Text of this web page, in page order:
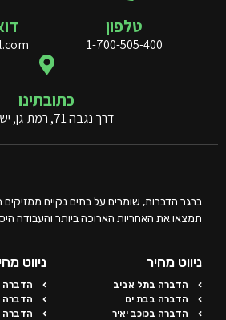
טלפון
1-700-505-400
כתובתינו
דרך נגבה 71, רמת-גן, ישראל
תמצאו את האחריות הארוכה ביותר והעבודה
ניווט מהיר
הדברה בתל אביב
הדברה בבת ים
הדברה בכוכב יאיר
ניווט
הדברה
הדברה
הדברה